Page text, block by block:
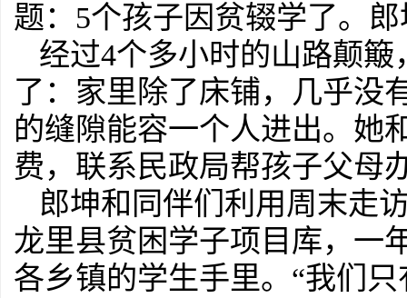
题：5个孩子因贫辍学了。
经过4个多小时的山路颠
了：家里除了床铺，几乎没
的缝隙能容一个人进出。她
费，联系民政局帮孩子父
郎坤和同伴们利用周末走
龙里县贫困学子项目库，一
各乡镇的学生手里。“我们